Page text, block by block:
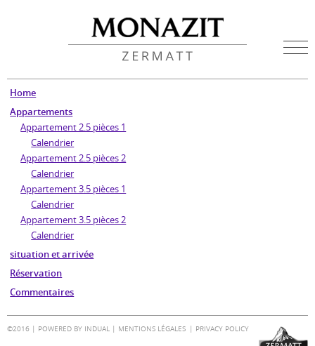
Home
Appartements
Appartement 2.5 pièces 1
Calendrier
Appartement 2.5 pièces 2
Calendrier
Appartement 3.5 pièces 1
Calendrier
Appartement 3.5 pièces 2
Calendrier
situation et arrivée
Réservation
Commentaires
©2016 | POWERED BY INDUAL | MENTIONS LÉGALES PRIVACY POLICY